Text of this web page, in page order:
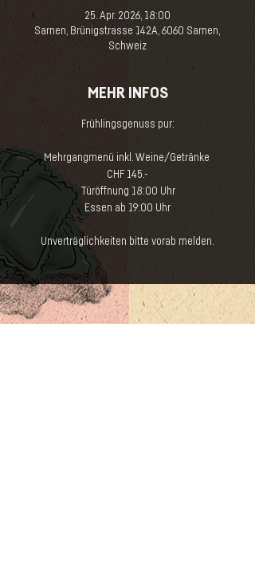
25. Apr. 2026, 18:00
Sarnen, Brünigstrasse 142A, 6060 Sarnen,
Schweiz
MEHR INFOS
Frühlingsgenuss pur:
Mehrgangmenü inkl. Weine/Getränke
CHF 145.-
Türöffnung 18:00 Uhr
Essen ab 19:00⁠ Uhr
Unverträglichkeiten bitte vorab melden.